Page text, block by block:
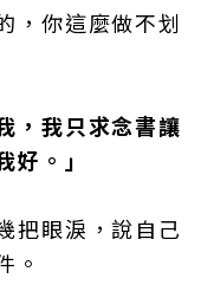
，你這麼做不划
，我只求念書讓
。」
把眼淚，說自己
。